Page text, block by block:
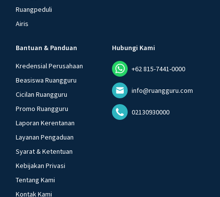
Ruangpeduli
Airis
Bantuan & Panduan
Kredensial Perusahaan
Beasiswa Ruangguru
Cicilan Ruangguru
Promo Ruangguru
Laporan Kerentanan
Layanan Pengaduan
Syarat & Ketentuan
Kebijakan Privasi
Tentang Kami
Kontak Kami
Hubungi Kami
+62 815-7441-0000
info@ruangguru.com
02130930000